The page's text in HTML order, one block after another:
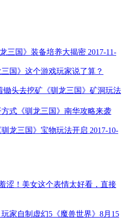
三国》装备培养大揭密 2017-11-
国》这个游戏玩家说了算？
锄头去挖矿《驯龙三国》矿洞玩法
式《驯龙三国》南华攻略来袭
龙三国》宝物玩法开启 2017-10-
涩！美女这个表情太好看，直接
家自制虚幻5《魔兽世界》8月15